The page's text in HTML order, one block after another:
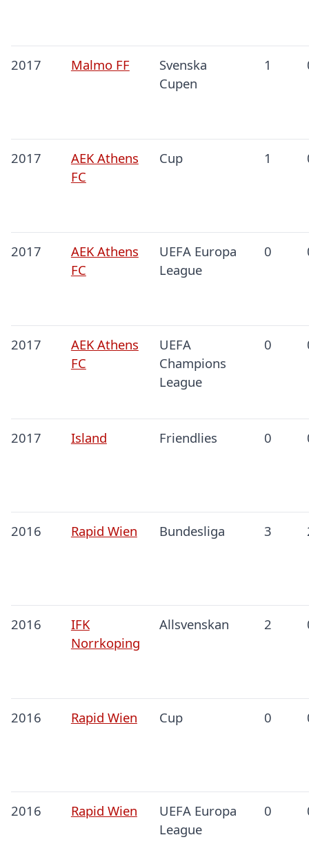
2017 Malmo FF
Svenska
Cupen
1
2017
AEK Athens
FC
Cup 1
2017
AEK Athens
FC
UEFA Europa
League
0
2017
AEK Athens
FC
UEFA
Champions
League
0
2017 Island Friendlies 0
2016 Rapid Wien Bundesliga 3
2016
IFK
Norrkoping
Allsvenskan 2
2016 Rapid Wien Cup 0
2016 Rapid Wien
UEFA Europa
League
0